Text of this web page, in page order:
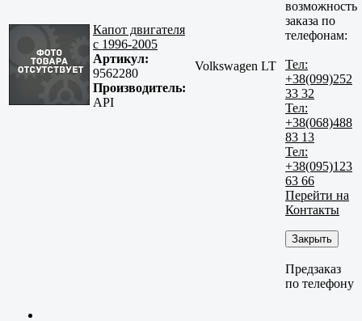
Капот двигателя
с 1996-2005
Артикул:
9562280
Производитель:
API
Volkswagen LT
возможность
заказа по
телефонам:
Тел:
+38(099)252
33 32
Тел:
+38(068)488
83 13
Тел:
+38(095)123
63 66
Перейти на
Контакты
Закрыть
Предзаказ
по телефону